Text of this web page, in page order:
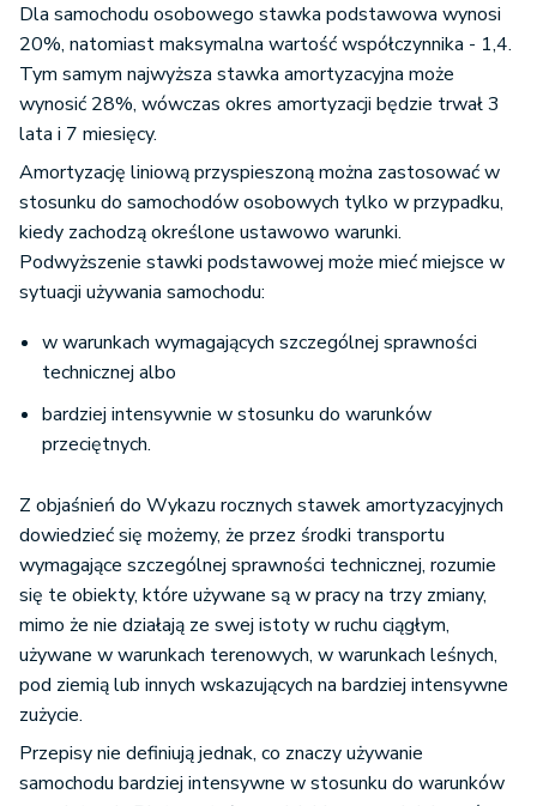
Dla samochodu osobowego stawka podstawowa wynosi
20%, natomiast maksymalna wartość współczynnika - 1,4.
Tym samym najwyższa stawka amortyzacyjna może
wynosić 28%, wówczas okres amortyzacji będzie trwał 3
lata i 7 miesięcy.
Amortyzację liniową przyspieszoną można zastosować w
stosunku do samochodów osobowych tylko w przypadku,
kiedy zachodzą określone ustawowo warunki.
Podwyższenie stawki podstawowej może mieć miejsce w
sytuacji używania samochodu:
w warunkach wymagających szczególnej sprawności
technicznej albo
bardziej intensywnie w stosunku do warunków
przeciętnych.
Z objaśnień do Wykazu rocznych stawek amortyzacyjnych
dowiedzieć się możemy, że przez środki transportu
wymagające szczególnej sprawności technicznej, rozumie
się te obiekty, które używane są w pracy na trzy zmiany,
mimo że nie działają ze swej istoty w ruchu ciągłym,
używane w warunkach terenowych, w warunkach leśnych,
pod ziemią lub innych wskazujących na bardziej intensywne
zużycie.
Przepisy nie definiują jednak, co znaczy używanie
samochodu bardziej intensywne w stosunku do warunków